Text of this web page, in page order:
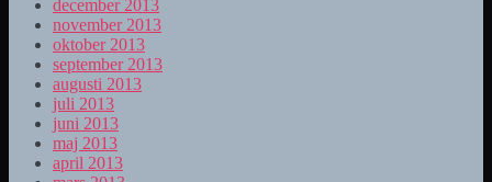
december 2013
november 2013
oktober 2013
september 2013
augusti 2013
juli 2013
juni 2013
maj 2013
april 2013